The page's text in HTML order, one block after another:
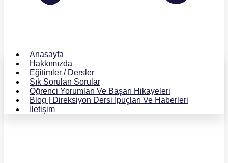
Anasayfa
Hakkımızda
Eğitimler / Dersler
Sık Sorulan Sorular
Öğrenci Yorumları Ve Başarı Hikayeleri
Blog | Direksiyon Dersi İpuçları Ve Haberleri
İletişim